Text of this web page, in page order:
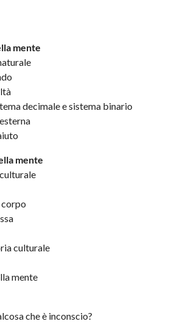
mente
decimale e sistema binario
mente
corpo
culturale
mente
che è inconscio?